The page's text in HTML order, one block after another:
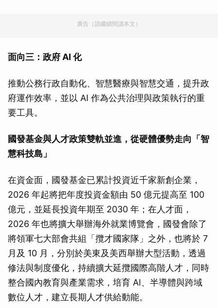
廣告（請繼續閱讀本文）
面向三：政府 AI 化
推動公務行政自動化、智慧醫療與智慧交通，提升政
府運作效率，並以 AI 作為公共治理與政策執行的重
要工具。
國發基金與人才政策雙軌並進， 從硬體優勢走向「智
慧科技島」
在資金面，國發基金已累計投資近千家新創企業，
2026 年起將把年度投資金額由 50 億元提高至 100
億元，並延長投資年期至 2030 年；在人才面，
2026 年也將擴大舉辦海外就業博覽會，國發會除了
將領軍七大部會共組「攬才國家隊」之外，也將於 7
月及 10 月，分別於美東及美西舉辦大型活動，透過
修法與制度優化，持續擴大延攬國際高階人才，同時
整合國內教育與產業需求，培育 AI、半導體與跨域
數位人才，建立長期人才供給動能。